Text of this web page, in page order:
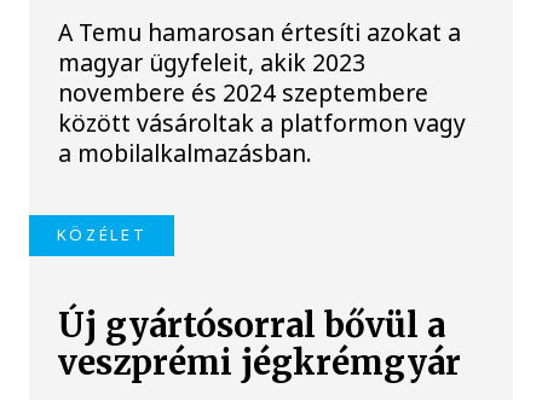
A Temu hamarosan értesíti azokat a
magyar ügyfeleit, akik 2023
novembere és 2024 szeptembere
között vásároltak a platformon vagy
a mobilalkalmazásban.
KÖZÉLET
Új gyártósorral bővül a
veszprémi jégkrémgyár